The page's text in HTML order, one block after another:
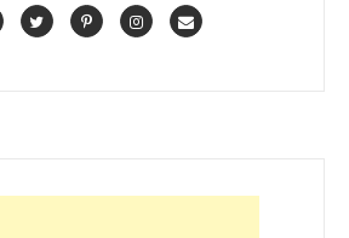
FacebookTwitterPinterestInstagramContact